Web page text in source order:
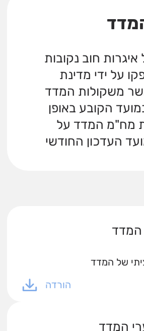
חוב נקובות
על ידי מדינת
משקולות המדד
הקובע באופן
מח"מ המדד על
העדכון החודשי
המדד
של המדד
הורדה
המדד